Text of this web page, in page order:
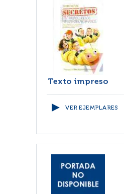
Texto impreso
VER EJEMPLARES